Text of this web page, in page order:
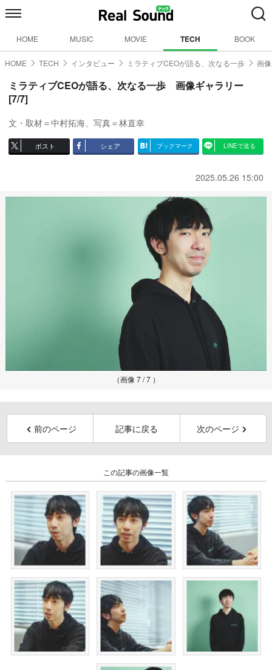
HOME MUSIC MOVIE TECH BOOK
HOME TECH インタビュー ミラティブCEOが語る、次なる一歩 画
ミラティブCEOが語る、次なる一歩 画像ギャラリー
[7/7]
文・取材＝中村拓海、写真＝林直幸
ポスト シェア ブックマーク LINEで送る
2025.05.26 15:00
（画像 7 / 7 ）
前のページ 記事に戻る 次のページ
この記事の画像一覧